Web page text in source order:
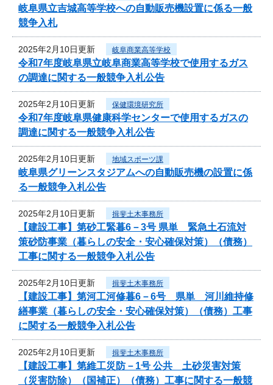
岐阜県立吉城高等学校への自動販売機設置に係る一般
競争入札
2025年2月10日更新 岐阜商業高等学校
令和7年度岐阜県立岐阜商業高等学校で使用するガス
の調達に関する一般競争入札公告
2025年2月10日更新 保健環境研究所
令和7年度岐阜県健康科学センターで使用するガスの
調達に関する一般競争入札公告
2025年2月10日更新 地域スポーツ課
岐阜県グリーンスタジアムへの自動販売機の設置に係
る一般競争入札公告
2025年2月10日更新 揖斐土木事務所
【建設工事】第砂工緊暮6－3号 県単 緊急土石流対
策砂防事業（暮らしの安全・安心確保対策）（債務）
工事に関する一般競争入札公告
2025年2月10日更新 揖斐土木事務所
【建設工事】第河工河修暮6－6号 県単 河川維持修
繕事業（暮らしの安全・安心確保対策）（債務）工事
に関する一般競争入札公告
2025年2月10日更新 揖斐土木事務所
【建設工事】第維工災防－1号 公共 土砂災害対策
（災害防除）（国補正）（債務）工事に関する一般競